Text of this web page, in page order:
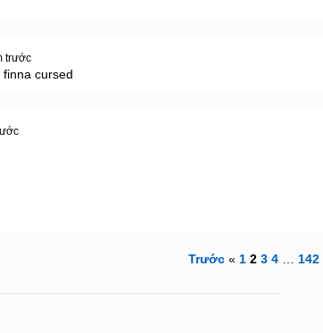
trước
finna cursed
Trước « 1 2 3 4 142